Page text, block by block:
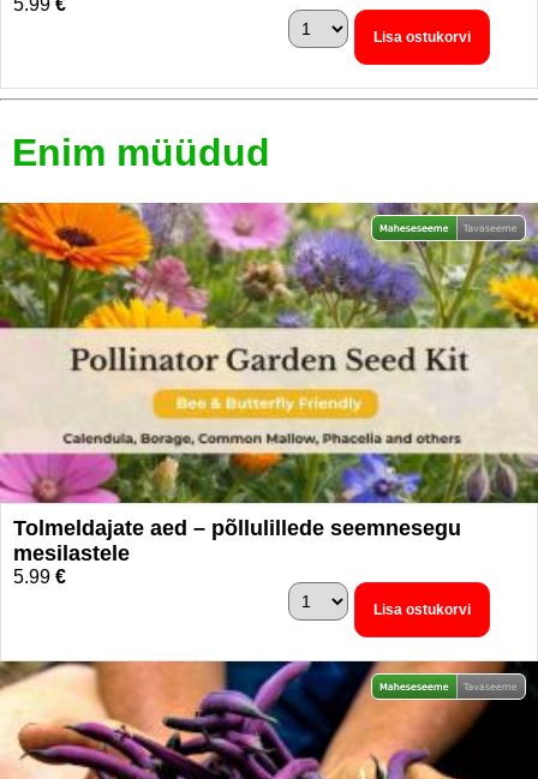
5.99 €
Lisa ostukorvi
Enim müüdud
Tolmeldajate aed – põllulillede seemnesegu
mesilastele
5.99 €
Lisa ostukorvi